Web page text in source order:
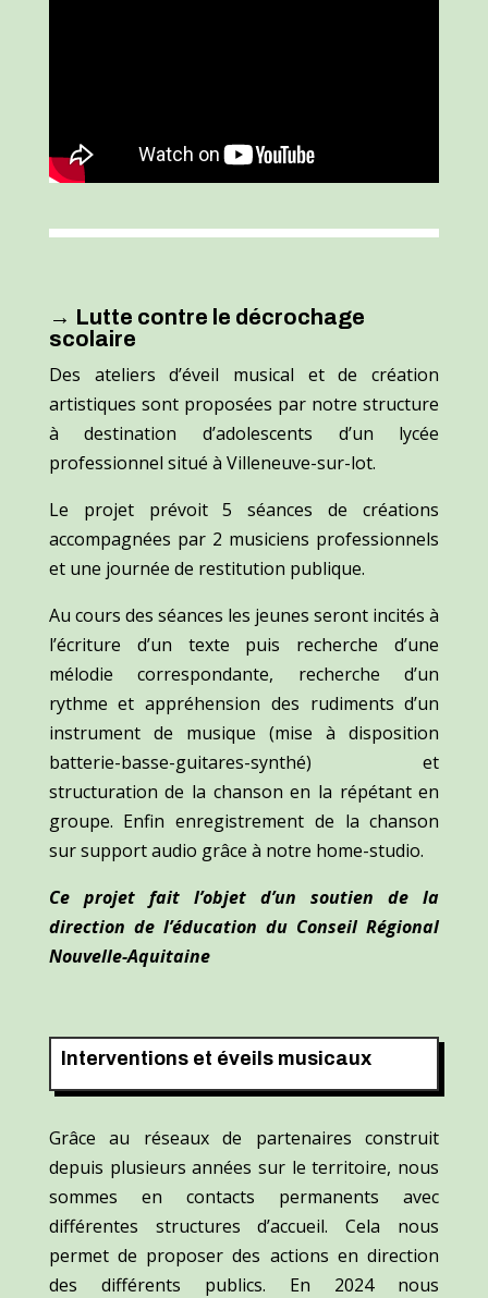
→ Lutte contre le décrochage
scolaire
Des ateliers d’éveil musical et de création
artistiques sont proposées par notre structure
à destination d’adolescents d’un lycée
professionnel situé à Villeneuve-sur-lot.
Le projet prévoit 5 séances de créations
accompagnées par 2 musiciens professionnels
et une journée de restitution publique.
Au cours des séances les jeunes seront incités à
l’écriture d’un texte puis recherche d’une
mélodie correspondante, recherche d’un
rythme et appréhension des rudiments d’un
instrument de musique (mise à disposition
batterie-basse-guitares-synthé) et
structuration de la chanson en la répétant en
groupe. Enfin enregistrement de la chanson
sur support audio grâce à notre home-studio.
Ce projet fait l’objet d’un soutien de la
direction de l’éducation du Conseil Régional
Nouvelle-Aquitaine
Interventions et éveils musicaux
Grâce au réseaux de partenaires construit
depuis plusieurs années sur le territoire, nous
sommes en contacts permanents avec
différentes structures d’accueil. Cela nous
permet de proposer des actions en direction
des différents publics. En 2024 nous